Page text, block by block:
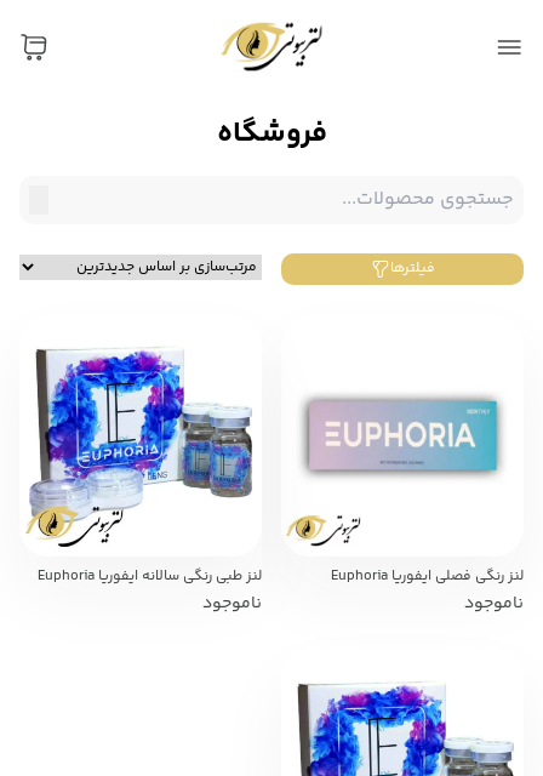
فروشگاه
فیلترها
لنز رنگی فصلی ایفوریا Euphoria
ناموجود
لنز طبی رنگی سالانه ایفوریا Euphoria
ناموجود